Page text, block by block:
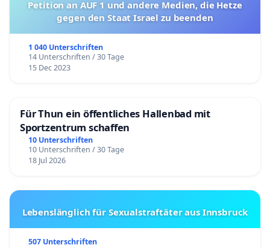
Petition an AUF 1 und andere Medien, die Hetze
gegen den Staat Israel zu beenden
1 040 Unterschriften
14 Unterschriften / 30 Tage
15 Dec 2023
Für Thun ein öffentliches Hallenbad mit
Sportzentrum schaffen
10 Unterschriften
10 Unterschriften / 30 Tage
18 Jul 2026
Lebenslänglich für Sexualstraftäter aus Innsbruck
507 Unterschriften